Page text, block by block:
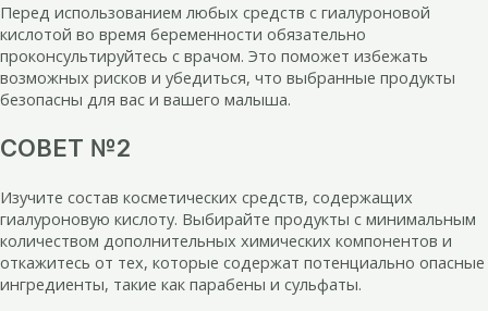
Перед использованием любых средств с гиалуроновой
кислотой во время беременности обязательно
проконсультируйтесь с врачом. Это поможет избежать
возможных рисков и убедиться, что выбранные продукты
безопасны для вас и вашего малыша.
СОВЕТ №2
Изучите состав косметических средств, содержащих
гиалуроновую кислоту. Выбирайте продукты с минимальным
количеством дополнительных химических компонентов и
откажитесь от тех, которые содержат потенциально опасные
ингредиенты, такие как парабены и сульфаты.